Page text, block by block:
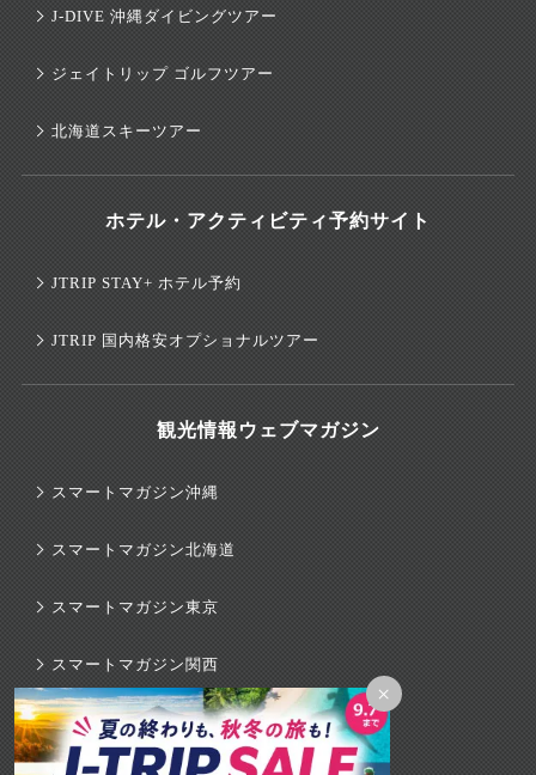
×
J-DIVE 沖縄ダイビングツアー
ジェイトリップ ゴルフツアー
北海道スキーツアー
ホテル・アクティビティ予約サイト
JTRIP STAY+ ホテル予約
JTRIP 国内格安オプショナルツアー
観光情報ウェブマガジン
スマートマガジン沖縄
スマートマガジン北海道
スマートマガジン東京
スマートマガジン関西
スマートマガジンハワイ